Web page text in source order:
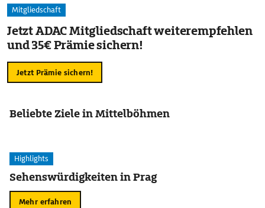
Mitgliedschaft
Jetzt ADAC Mitgliedschaft weiterempfehlen
und 35€ Prämie sichern!
Jetzt Prämie sichern!
Beliebte Ziele in Mittelböhmen
Highlights
Sehenswürdigkeiten in Prag
Mehr erfahren